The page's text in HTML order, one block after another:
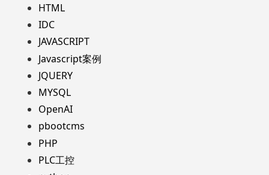
HTML
IDC
JAVASCRIPT
Javascript案例
JQUERY
MYSQL
OpenAI
pbootcms
PHP
PLC工控